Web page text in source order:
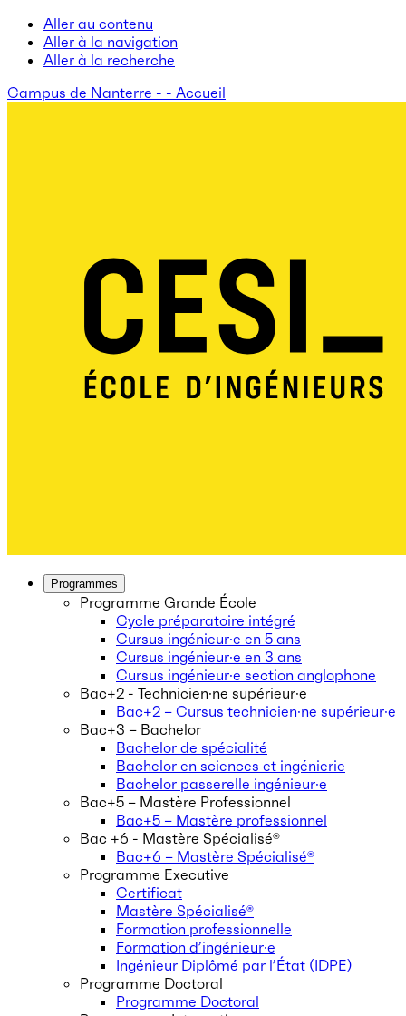
Aller au contenu
Aller à la navigation
Aller à la recherche
Campus de Nanterre - - Accueil
Programmes
Programme Grande École
Cycle préparatoire intégré
Cursus ingénieur·e en 5 ans
Cursus ingénieur·e en 3 ans
Cursus ingénieur·e section anglophone
Bac+2 - Technicien·ne supérieur·e
Bac+2 – Cursus technicien·ne supérieur·e
Bac+3 – Bachelor
Bachelor de spécialité
Bachelor en sciences et ingénierie
Bachelor passerelle ingénieur·e
Bac+5 – Mastère Professionnel
Bac+5 – Mastère professionnel
Bac +6 - Mastère Spécialisé®
Bac+6 – Mastère Spécialisé®
Programme Executive
Certificat
Mastère Spécialisé®
Formation professionnelle
Formation d’ingénieur·e
Ingénieur Diplômé par l’État (IDPE)
Programme Doctoral
Programme Doctoral